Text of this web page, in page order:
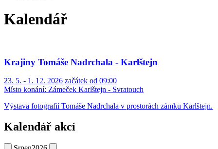
Kalendář
Krajiny Tomáše Nadrchala - Karlštejn
23. 5. - 1. 12. 2026 začátek od 09:00
Místo konání: Zámeček Karlštejn - Svratouch
Výstava fotografií Tomáše Nadrchala v prostorách zámku Karlštejn.
Kalendář akcí